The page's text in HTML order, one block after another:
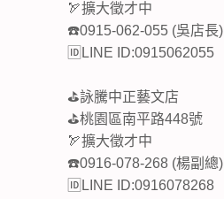
🏹擴大徵才中
☎️0915-062-055 (吳店長)
🆔LINE ID:0915062055
⛳詠騰中正藝文店
⛳桃園區南平路448號
🏹擴大徵才中
☎️0916-078-268 (楊副總)
🆔LINE ID:0916078268